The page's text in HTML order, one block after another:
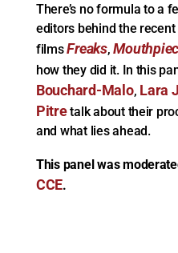
There’s no formula to a
editors behind the
filmsFreaks,
how they did it. In this
Bouchard-Malo, Lara
Pitretalk about their
and what lies ahead.
This panel was
CCE.